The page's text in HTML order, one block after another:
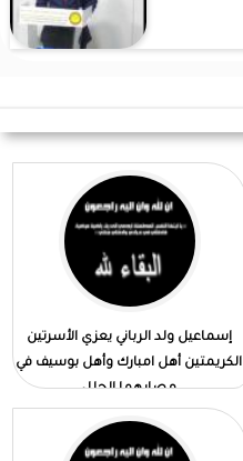
إسماعيل ولد الرباني يعزي الأسرتين
الكريمتين أهل امبارك وأهل بوسيف في
مصابهما الجلل